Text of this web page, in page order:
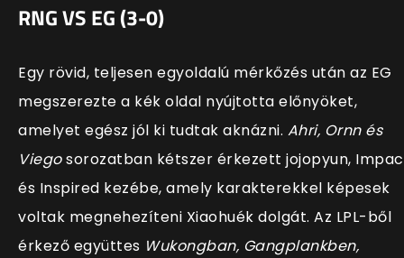
RNG VS EG (3-0)
Egy rövid, teljesen egyoldalú mérkőzés után az EG
megszerezte a kék oldal nyújtotta előnyöket,
amelyet egész jól ki tudtak aknázni. Ahri, Ornn és
Viegosorozatban kétszer érkezett jojopyun,
és Inspired kezébe, amely karakterekkel képesek
voltak megnehezíteni Xiaohuék dolgát. Az LPL-ből
érkező együttes Wukongban, Gangplankben,